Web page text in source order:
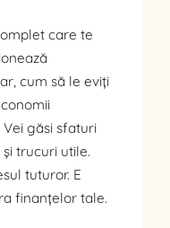
care te
cum să le eviți
găsi sfaturi
trucuri utile.
tuturor. E
finanțelor tale.